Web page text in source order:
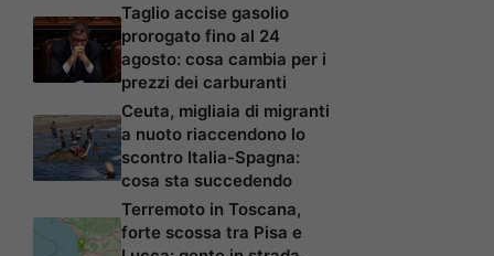
Taglio accise gasolio
prorogato fino al 24
agosto: cosa cambia per i
prezzi dei carburanti
Ceuta, migliaia di migranti
a nuoto riaccendono lo
scontro Italia-Spagna:
cosa sta succedendo
Terremoto in Toscana,
forte scossa tra Pisa e